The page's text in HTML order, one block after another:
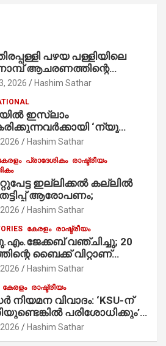
പഴയ പള്ളിയിലെ
പന്തലിന്റെ കാൽനാട്ട്
2026 Hashim Sathar
ഇസ്‌ലാം
‘ന്യൂ
ഡിജിറ്റല്‍ കാര്‍ഡ് സേവനം
Hashim Sathar
പ്രാദേശികം രാഷ്ട്രീയം
ഇല്ലിക്കൽ കല്ലിൽ
തട്ടിപ്പ് ആരോപണം;
Hashim Sathar
കേരളം രാഷ്ട്രീയം
വഞ്ചിച്ചു; 20
ബൈക്ക് വിറ്റാണ്
മത്സരിച്ചത്!
ഉണ്ടായിരുന്നത്;
വ്യക്തിപരമായ
പാര്‍ട്ടി; ഇപ്പോള്‍
എടുക്കില്ല;
ദുരനുഭവങ്ങള്‍
Hashim Sathar
കേരളം രാഷ്ട്രീയം
നിയമന വിവാദം: ‘KSU-ന്
പരിശോധിക്കും’;
Hashim Sathar